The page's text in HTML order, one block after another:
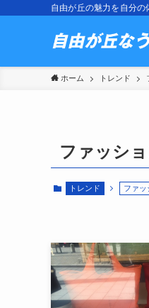
自由が丘の魅力を自分
ホーム トレンド
ファッシ
トレンド ファッ